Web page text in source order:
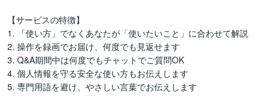
【サービスの特徴】
1. 「使い方」でなくあなたが「使いたいこと」に合わせて解説
2. 操作を録画でお届け、何度でも見返せます
3. Q&A期間中は何度でもチャットでご質問OK
4. 個人情報を守る安全な使い方もお伝えします
5. 専門用語を避け、やさしい言葉でお伝えします